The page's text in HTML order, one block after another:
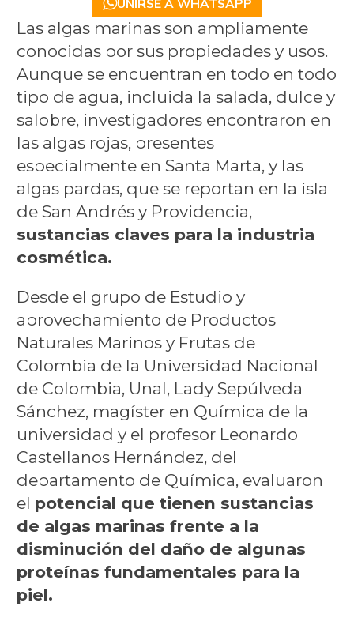
Las algas marinas son ampliamente
conocidas por sus propiedades y usos.
Aunque se encuentran en todo en todo
tipo de agua, incluida la salada, dulce y
salobre, investigadores encontraron en
las algas rojas, presentes
especialmente en Santa Marta, y las
algas pardas, que se reportan en la isla
de San Andrés y Providencia,
sustancias claves para la industria
cosmética.
Desde el grupo de Estudio y
aprovechamiento de Productos
Naturales Marinos y Frutas de
Colombia de la Universidad Nacional
de Colombia, Unal, Lady Sepúlveda
Sánchez, magíster en Química de la
universidad y el profesor Leonardo
Castellanos Hernández, del
departamento de Química, evaluaron
el potencial que tienen sustancias
de algas marinas frente a la
disminución del daño de algunas
proteínas fundamentales para la
piel.